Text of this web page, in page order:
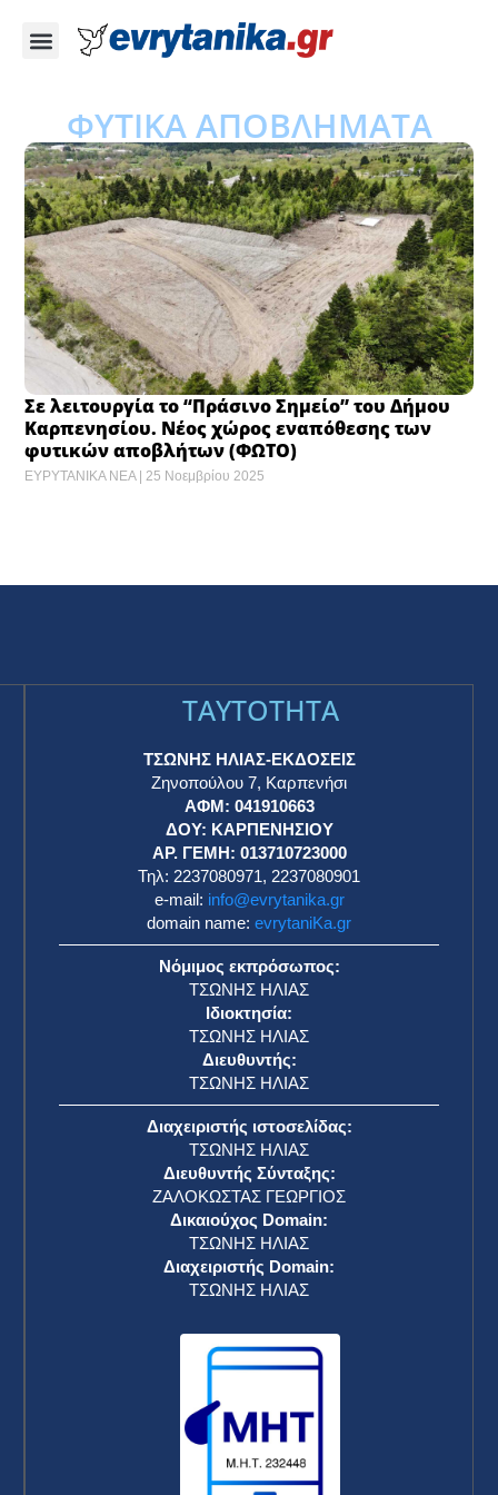
ΦΥΤΙΚΑ ΑΠΟΒΛΗΜΑΤΑ
Σε λειτουργία το “Πράσινο Σημείο” του Δήμου
Καρπενησίου. Νέος χώρος εναπόθεσης των
φυτικών αποβλήτων (ΦΩΤΟ)
ΕΥΡΥΤΑΝΙΚΑ ΝΕΑ 25 Νοεμβρίου 2025
TAYTOTHTA
ΤΣΩΝΗΣ ΗΛΙΑΣ-ΕΚΔΟΣΕΙΣ
Ζηνοπούλου 7, Καρπενήσι
ΑΦΜ: 041910663
ΔΟΥ: ΚΑΡΠΕΝΗΣΙΟΥ
ΑΡ. ΓΕΜΗ: 013710723000
Τηλ: 2237080971, 2237080901
e-mail: info@evrytanika.gr
domain name: evrytaniKa.gr
Νόμιμος εκπρόσωπος:
ΤΣΩΝΗΣ ΗΛΙΑΣ
Ιδιοκτησία:
ΤΣΩΝΗΣ ΗΛΙΑΣ
Διευθυντής:
ΤΣΩΝΗΣ ΗΛΙΑΣ
Διαχειριστής ιστοσελίδας:
ΤΣΩΝΗΣ ΗΛΙΑΣ
Διευθυντής Σύνταξης:
ΖΑΛΟΚΩΣΤΑΣ ΓΕΩΡΓΙΟΣ
Δικαιούχος Domain:
ΤΣΩΝΗΣ ΗΛΙΑΣ
Διαχειριστής Domain:
ΤΣΩΝΗΣ ΗΛΙΑΣ